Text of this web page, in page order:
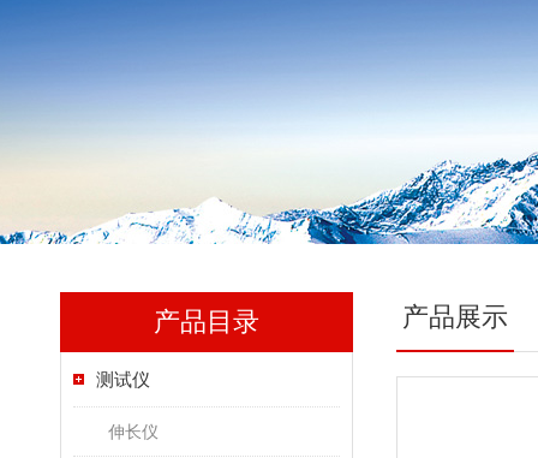
产品目录
测试仪
伸长仪
产品展示